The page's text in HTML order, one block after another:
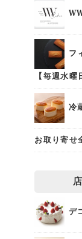
フ
【毎週水曜
冷
お取り寄せ
デ